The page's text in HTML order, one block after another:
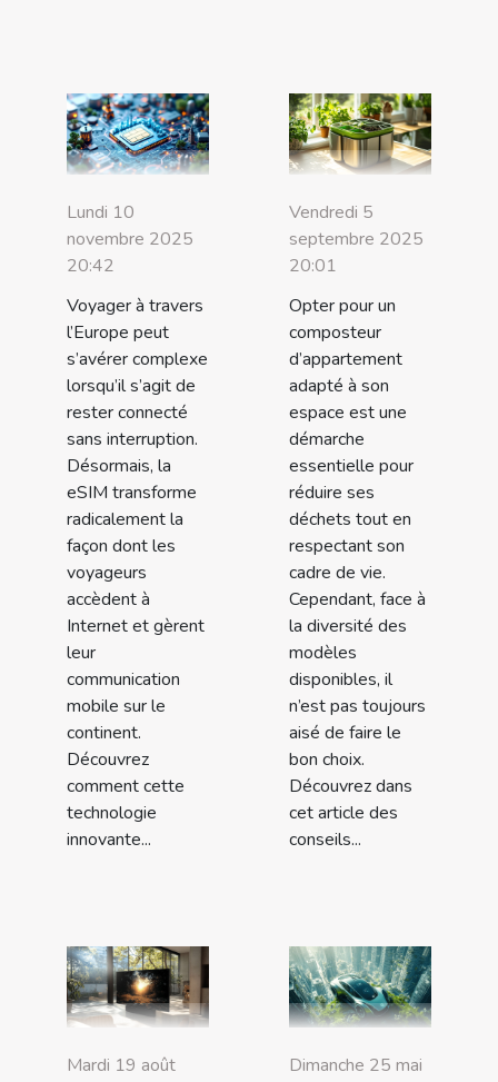
Lundi 10
novembre 2025
20:42
Voyager à travers
l’Europe peut
s’avérer complexe
lorsqu’il s’agit de
rester connecté
sans interruption.
Désormais, la
eSIM transforme
radicalement la
façon dont les
voyageurs
accèdent à
Internet et gèrent
leur
communication
mobile sur le
continent.
Découvrez
comment cette
technologie
innovante...
Vendredi 5
septembre 2025
20:01
Opter pour un
composteur
d’appartement
adapté à son
espace est une
démarche
essentielle pour
réduire ses
déchets tout en
respectant son
cadre de vie.
Cependant, face à
la diversité des
modèles
disponibles, il
n’est pas toujours
aisé de faire le
bon choix.
Découvrez dans
cet article des
conseils...
Mardi 19 août
Dimanche 25 mai